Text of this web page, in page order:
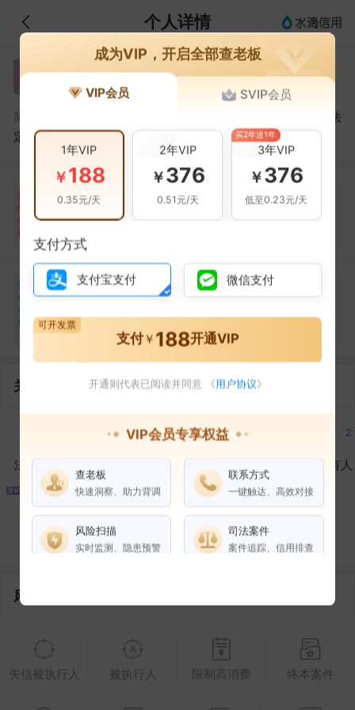
个人详情
张 张海启
简介：
张海启，青岛亨力达国际贸易有限公司潍坊分公司的法
定代表人
风
险
扫
描
暂无风险
合
作
伙
伴
吴 吴明芯
合作1次
青岛亨力达国际贸易有限公司
关联企业
法定代表人
1 2
作为受益所有人
控制企业 所属集团 合作伙伴
风险信息
失信被执行人 被执行人 限制高消费 终本案件
成为VIP，开启全部查老板
VIP会员 SVIP会员
1年VIP
￥188
0.35元/天
2年VIP
￥376
0.51元/天
3年VIP
￥376
低至0.23元/天
买2年送1年
支付方式
支付宝支付 微信支付
支付￥ 188开通VIP
可开发票
开通则代表已阅读并同意 《用户协议》
VIP会员专享权益
查老板
快速洞察、助力背调
联系方式
一键触达、高效对接
风险扫描
实时监测、隐患预警
司法案件
案件追踪、信用排查
权益说明 VIP会员 SVIP会员